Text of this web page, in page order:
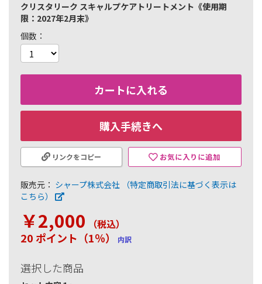
クリスタリーク スキャルプケアトリートメント《使用期
限：2027年2月末》
個数
カートに入れる
購入手続きへ
お気に入りに追加
リンクをコピー
販売元： シャープ株式会社
（特定商取引法に基づく表示は
こちら）
￥2,000 （税込）
20 ポイント（1％） 内訳
選択した商品